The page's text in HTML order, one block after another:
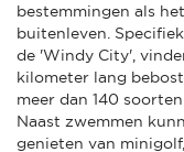
bestemmingen als
buitenleven.
de 'Windy City',
kilometer lang
meer dan 140
Naast zwemmen
genieten van